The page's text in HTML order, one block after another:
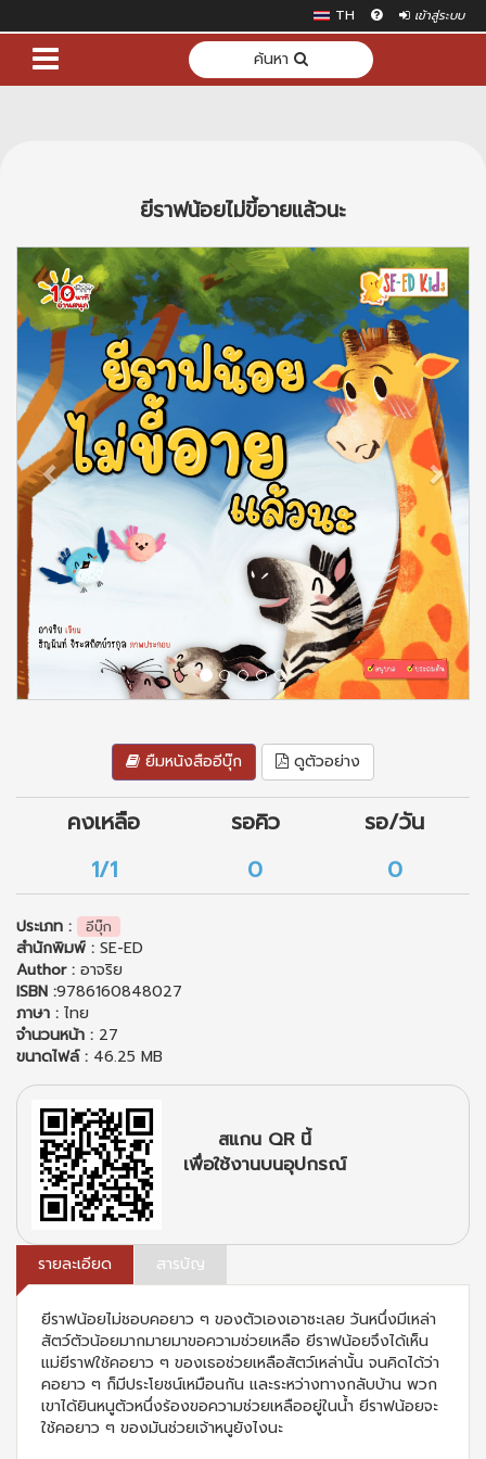
TH เข้าสู่ระบบ
ค้นหา
ยีราฟน้อยไม่ขี้อายแล้วนะ
Previous Next
ยืมหนังสืออีบุ๊ก ดูตัวอย่าง
คงเหลือ รอคิว
รอ/วัน
1/1
0 0
ประเภท : อีบุ๊ก
สำนักพิมพ์ : SE-ED
Author : อาจริย
ISBN :9786160848027
ภาษา : ไทย
จำนวนหน้า : 27
ขนาดไฟล์ : 46.25 MB
สแกน QR นี้
เพื่อใช้งานบนอุปกรณ์
รายละเอียด สารบัญ
ยีราฟน้อยไม่ชอบคอยาว ๆ ของตัวเองเอาซะเลย วันหนึ่งมีเหล่า
สัตว์ตัวน้อยมากมายมาขอความช่วยเหลือ ยีราฟน้อยจึงได้เห็น
แม่ยีราฟใช้คอยาว ๆ ของเธอช่วยเหลือสัตว์เหล่านั้น จนคิดได้ว่า
คอยาว ๆ ก็มีประโยชน์เหมือนกัน และระหว่างทางกลับบ้าน พวก
เขาได้ยินหนูตัวหนึ่งร้องขอความช่วยเหลืออยู่ในน้ำ ยีราฟน้อยจะ
ใช้คอยาว ๆ ของมันช่วยเจ้าหนูยังไงนะ